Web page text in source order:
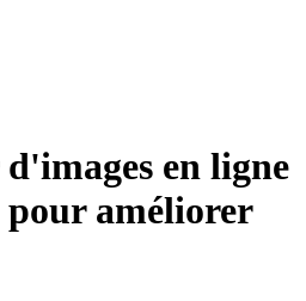
en ligne
améliorer